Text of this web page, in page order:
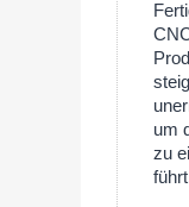
um
zu